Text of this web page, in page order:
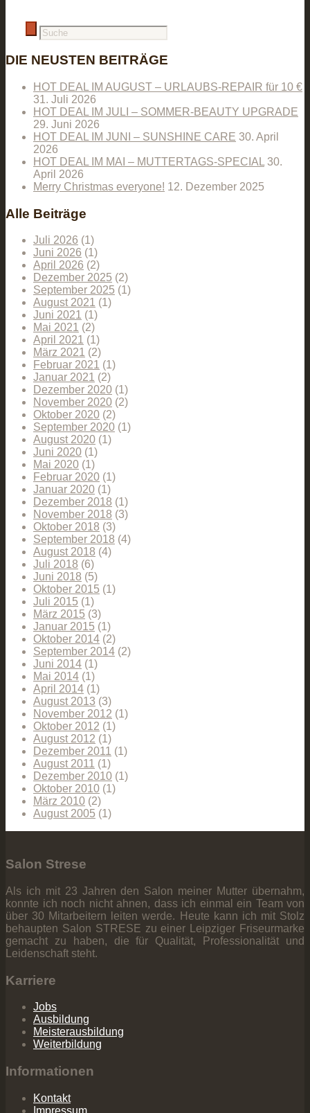
DIE NEUSTEN BEITRÄGE
HOT DEAL IM AUGUST – URLAUBS-REPAIR für 10 €
31. Juli 2026
HOT DEAL IM JULI – SOMMER-BEAUTY UPGRADE
29. Juni 2026
HOT DEAL IM JUNI – SUNSHINE CARE 30. April
2026
HOT DEAL IM MAI – MUTTERTAGS-SPECIAL 30.
April 2026
Merry Christmas everyone! 12. Dezember 2025
Alle Beiträge
Juli 2026 (1)
Juni 2026 (1)
April 2026 (2)
Dezember 2025 (2)
September 2025 (1)
August 2021 (1)
Juni 2021 (1)
Mai 2021 (2)
April 2021 (1)
März 2021 (2)
Februar 2021 (1)
Januar 2021 (2)
Dezember 2020 (1)
November 2020 (2)
Oktober 2020 (2)
September 2020 (1)
August 2020 (1)
Juni 2020 (1)
Mai 2020 (1)
Februar 2020 (1)
Januar 2020 (1)
Dezember 2018 (1)
November 2018 (3)
Oktober 2018 (3)
September 2018 (4)
August 2018 (4)
Juli 2018 (6)
Juni 2018 (5)
Oktober 2015 (1)
Juli 2015 (1)
März 2015 (3)
Januar 2015 (1)
Oktober 2014 (2)
September 2014 (2)
Juni 2014 (1)
Mai 2014 (1)
April 2014 (1)
August 2013 (3)
November 2012 (1)
Oktober 2012 (1)
August 2012 (1)
Dezember 2011 (1)
August 2011 (1)
Dezember 2010 (1)
Oktober 2010 (1)
März 2010 (2)
August 2005 (1)
Salon Strese
Als ich mit 23 Jahren den Salon meiner Mutter übernahm,
konnte ich noch nicht ahnen, dass ich einmal ein Team von
über 30 Mitarbeitern leiten werde. Heute kann ich mit Stolz
behaupten Salon STRESE zu einer Leipziger Friseurmarke
gemacht zu haben, die für Qualität, Professionalität und
Leidenschaft steht.
Karriere
Jobs
Ausbildung
Meisterausbildung
Weiterbildung
Informationen
Kontakt
Impressum